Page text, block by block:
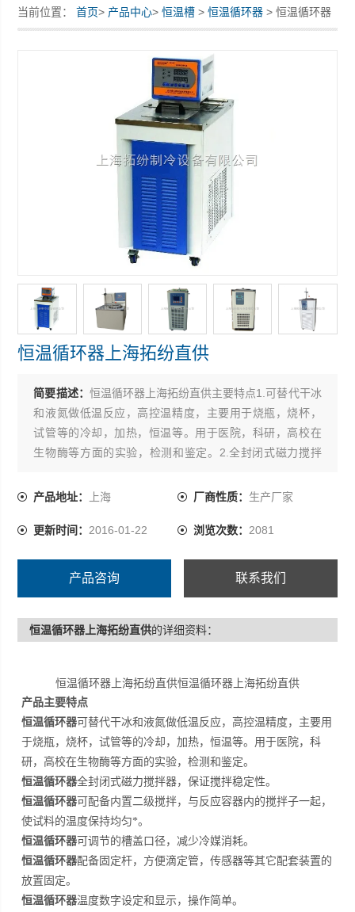
当前位置：首页> 产品中心>恒温槽 >恒温循环器 > 恒温循环器
上海拓纷直供
恒温循环器上海拓纷直供
简要描述： 恒温循环器上海拓纷直供主要特点1.可替代干冰
和液氮做低温反应，高控温精度，主要用于烧瓶，烧杯，
试管等的冷却，加热，恒温等。用于医院，科研，高校在
生物酶等方面的实验，检测和鉴定。2.全封闭式磁力搅拌
内的搅拌子一起，使试料的温度保持均匀*。4.可调节的槽
器等其它配套装置的放置固定。
产品地址： 上海 厂商性质： 生产厂家
更新时间： 2016-01-22 浏览次数： 2081
产品咨询 联系我们
恒温循环器上海拓纷直供的详细资料：
恒温循环器上海拓纷直供恒温循环器上海拓纷直供
产品主要特点
恒温循环器可替代干冰和液氮做低温反应，高控温精度，主要用
于烧瓶，烧杯，试管等的冷却，加热，恒温等。用于医院，科
研，高校在生物酶等方面的实验，检测和鉴定。
恒温循环器全封闭式磁力搅拌器，保证搅拌稳定性。
恒温循环器可配备内置二级搅拌，与反应容器内的搅拌子一起，
使试料的温度保持均匀*。
恒温循环器可调节的槽盖口径，减少冷媒消耗。
恒温循环器配备固定杆，方便滴定管，传感器等其它配套装置的
放置固定。
恒温循环器温度数字设定和显示，操作简单。